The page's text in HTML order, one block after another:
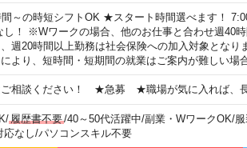
～の時短シフトOK ★スタート時間選べます！
し！ ※Wワークの場合、他のお仕事と合わせ週40
週20時間以上勤務は社会保険への加入対象とな
より、短時間・短期間の就業はご案内が難しい場
ご相談ください！ ★急募 ★職場が気に入れば、長
/履歴書不要/40～50代活躍中/副業・WワークOK/服
応なし/パソコンスキル不要